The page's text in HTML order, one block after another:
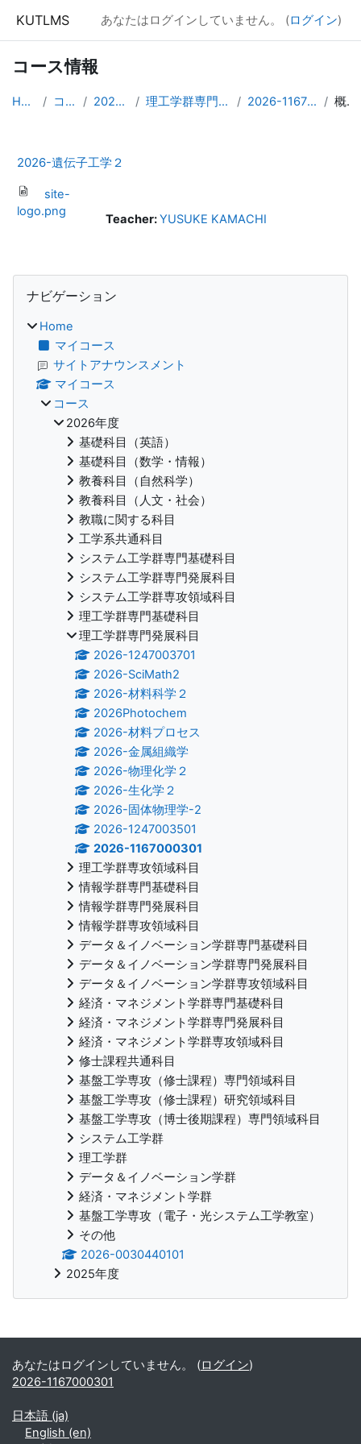
KUTLMS あなたはログインしていません。 (ログイン)
コース情報
Home コース 2026年度 理工学群専門発展科目 2026-1167000301 概要
2026-遺伝子工学２
site-
logo.png
Teacher:YUSUKE KAMACHI
ブロック
ナビゲーション
Home
マイコース
サイトアナウンスメント
マイコース
コース
2026年度
基礎科目（英語）
基礎科目（数学・情報）
教養科目（自然科学）
教養科目（人文・社会）
教職に関する科目
工学系共通科目
システム工学群専門基礎科目
システム工学群専門発展科目
システム工学群専攻領域科目
理工学群専門基礎科目
理工学群専門発展科目
2026-1247003701
2026-SciMath2
2026-材料科学２
2026Photochem
2026-材料プロセス
2026-金属組織学
2026-物理化学２
2026-生化学２
2026-固体物理学-2
2026-1247003501
2026-1167000301
理工学群専攻領域科目
情報学群専門基礎科目
情報学群専門発展科目
情報学群専攻領域科目
データ＆イノベーション学群専門基礎科目
データ＆イノベーション学群専門発展科目
データ＆イノベーション学群専攻領域科目
経済・マネジメント学群専門基礎科目
経済・マネジメント学群専門発展科目
経済・マネジメント学群専攻領域科目
修士課程共通科目
基盤工学専攻（修士課程）専門領域科目
基盤工学専攻（修士課程）研究領域科目
基盤工学専攻（博士後期課程）専門領域科目
システム工学群
理工学群
データ＆イノベーション学群
経済・マネジメント学群
基盤工学専攻（電子・光システム工学教室）
その他
2026-0030440101
2025年度
補助ブロック
あなたはログインしていません。 (ログイン)
2026-1167000301
日本語 ‎(ja)‎
English ‎(en)‎